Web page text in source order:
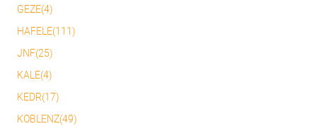
GEZE(4)
HAFELE(111)
JNF(25)
KALE(4)
KEDR(17)
KOBLENZ(49)